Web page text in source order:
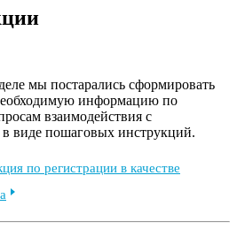
мы постарались сформировать
информацию по
взаимодействия с
виде пошаговых инструкций.
по регистрации в качестве